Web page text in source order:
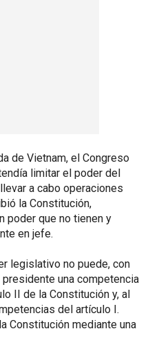
de Vietnam, el Congreso
limitar el poder del
a cabo operaciones
la Constitución,
poder que no tienen y
en jefe.
legislativo no puede, con
una competencia
II de la Constitución y, al
del artículo I.
Constitución mediante una